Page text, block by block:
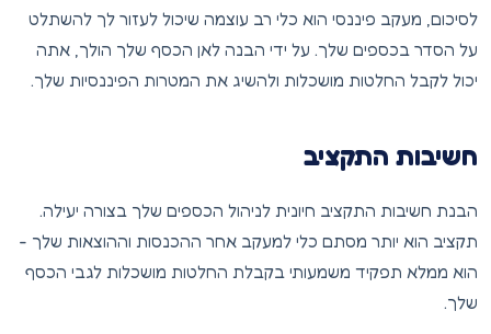
לסיכום, מעקב פיננסי הוא כלי רב עוצמה שיכול לעזור לך להשתלט
על הסדר בכספים שלך. על ידי הבנה לאן הכסף שלך הולך, אתה
יכול לקבל החלטות מושכלות ולהשיג את המטרות הפיננסיות שלך.
חשיבות התקציב
הבנת חשיבות התקציב חיונית לניהול הכספים שלך בצורה יעילה.
תקציב הוא יותר מסתם כלי למעקב אחר ההכנסות וההוצאות שלך -
הוא ממלא תפקיד משמעותי בקבלת החלטות מושכלות לגבי הכסף
שלך.